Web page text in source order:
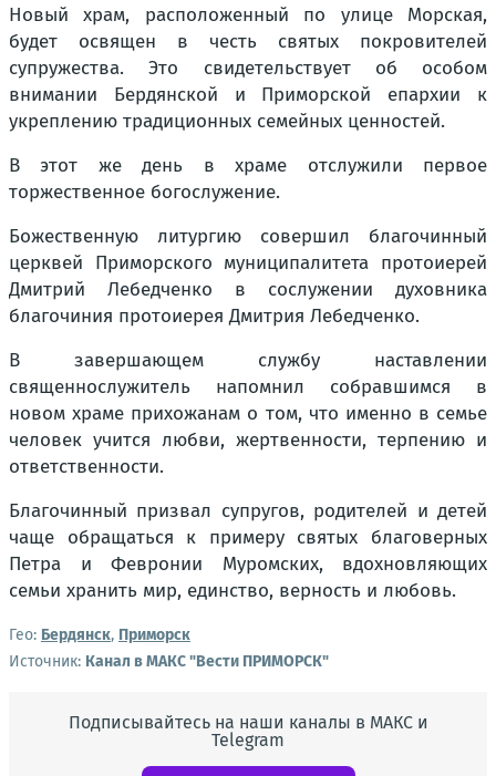
Новый храм, расположенный по улице Морская,
будет освящен в честь святых покровителей
супружества. Это свидетельствует об особом
внимании Бердянской и Приморской епархии к
укреплению традиционных семейных ценностей.
В этот же день в храме отслужили первое
торжественное богослужение.
Божественную литургию совершил благочинный
церквей Приморского муниципалитета протоиерей
Дмитрий Лебедченко в сослужении духовника
благочиния протоиерея Дмитрия Лебедченко.
В завершающем службу наставлении
священнослужитель напомнил собравшимся в
новом храме прихожанам о том, что именно в семье
человек учится любви, жертвенности, терпению и
ответственности.
Благочинный призвал супругов, родителей и детей
чаще обращаться к примеру святых благоверных
Петра и Февронии Муромских, вдохновляющих
семьи хранить мир, единство, верность и любовь.
Гео: Бердянск, Приморск
Источник: Канал в МАКС "Вести ПРИМОРСК"
Подписывайтесь на наши каналы в МАКС и
Telegram